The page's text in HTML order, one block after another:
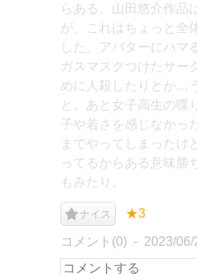
らある。山田悠介作品
が、これはちょっと全
した。アバターにハマ
ガスマスクつけたサー
めに人殺したりとか…
と。あと女子高生の喋
子や若さを感じなかっ
までやってしまったけ
ってるからある意味勝
もみたり。
ナイス ★3
コメント(0) 2023/06/